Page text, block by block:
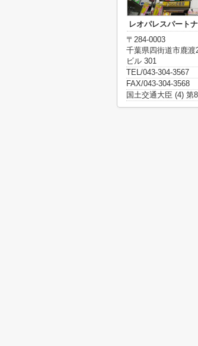
レオパレスパート
〒284-0003
千葉県四街道市鹿渡
ビル 301
TEL/043-304-3567
FAX/043-304-3568
国土交通大臣 (4) 第